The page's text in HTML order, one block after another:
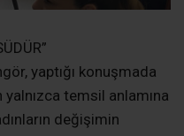
hem parti örgütü hem
hayati önem taşıdığı
ortak akıl anlayışıyla
söz alarak görüş ve